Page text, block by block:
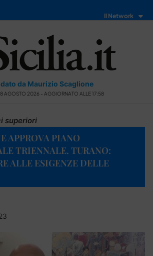
Il Network
da Maurizio Scaglione
AGOSTO 2026 - AGGIORNATO ALLE 17:58
superiori
APPROVA PIANO
TRIENNALE. TURANO:
ALLE ESIGENZE DELLE